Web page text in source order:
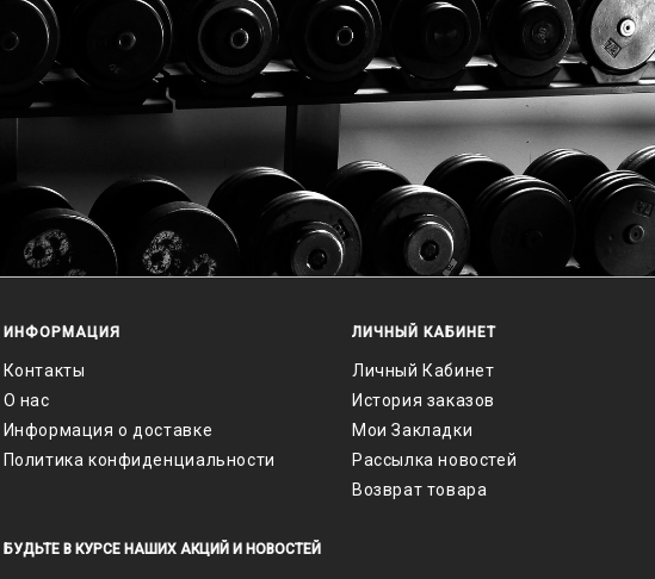
ИНФОРМАЦИЯ
Контакты
О нас
Информация о доставке
Политика конфиденциальности
ЛИЧНЫЙ КАБИНЕТ
Личный Кабинет
История заказов
Мои Закладки
Рассылка новостей
Возврат товара
БУДЬТЕ В КУРСЕ НАШИХ АКЦИЙ И НОВОСТЕЙ